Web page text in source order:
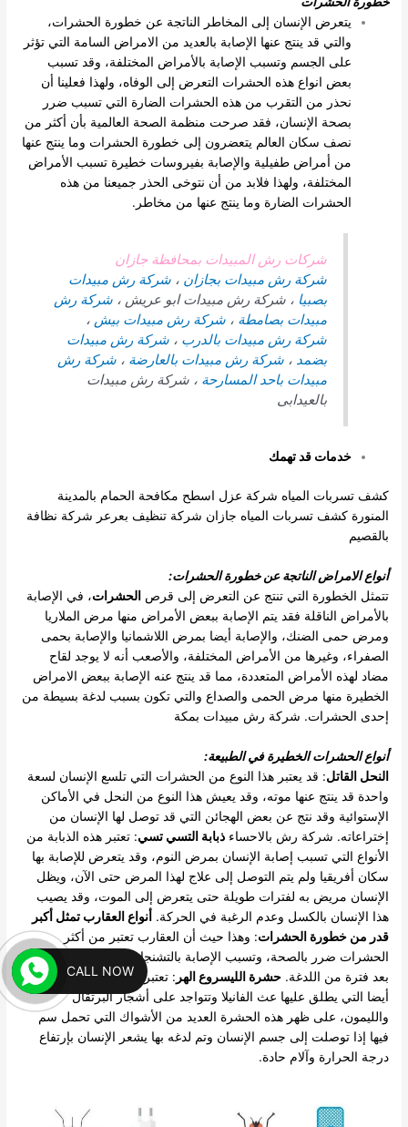
يتعرض الإنسان إلى المخاطر الناتجة عن خطورة الحشرات،
والتي قد ينتج عنها الإصابة بالعديد من الامراض السامة التي تؤثر
على الجسم وتسبب الإصابة بالأمراض المختلفة، وقد تسبب
بعض انواع هذه الحشرات التعرض إلى الوفاه، ولهذا فعلينا أن
نحذر من التقرب من هذه الحشرات الضارة التي تسبب ضرر
بصحة الإنسان، فقد صرحت منظمة الصحة العالمية بأن أكثر من
نصف سكان العالم يتعضرون إلى خطورة الحشرات وما ينتج عنها
من أمراض طفيلية والإصابة بفيروسات خطيرة تسبب الأمراض
المختلفة، ولهذا فلابد من أن نتوخى الحذر جميعنا من هذه
الحشرات الضارة وما ينتج عنها من مخاطر.
شركات رش المبيدات بمحافظة جازان
شركة رش مبيدات بجازان ،شركة رش مبيدات
بصبيا ، شركة رش مبيدات ابو عريش ،شركة رش
مبيدات بصامطة ،شركة رش مبيدات بيش ،
شركة رش مبيدات بالدرب ،شركة رش مبيدات
بضمد ،شركة رش مبيدات بالعارضة ،شركة رش
مبيدات باحد المسارحة ، شركة رش مبيدات
بالعيدابى
خدمات قد تهمك
كشف تسربات المياه شركة عزل اسطح مكافحة الحمام بالمدينة
المنورة كشف تسربات المياه جازان شركة تنظيف بعرعر شركة نظافة
بالقصيم
أنواع الامراض الناتجة عن خطورة الحشرات:
تتمثل الخطورة التي تنتج عن التعرض إلى قرص الحشرات، في الإصابة
بالأمراض الناقلة فقد يتم الإصابة ببعض الأمراض منها مرض الملاريا
ومرض حمى الضنك، والإصابة أيضا بمرض اللاشمانيا والإصابة بحمى
الصفراء، وغيرها من الأمراض المختلفة، والأصعب أنه لا يوجد لقاح
مضاد لهذه الأمراض المتعددة، مما قد ينتج عنه الإصابة ببعض الامراض
الخطيرة منها مرض الحمى والصداع والتي تكون بسبب لدغة بسيطة من
إحدى الحشرات. شركة رش مبيدات بمكة
أنواع الحشرات الخطيرة في الطبيعة:
النحل القاتل: قد يعتبر هذا النوع من الحشرات التي تلسع الإنسان لسعة
واحدة قد ينتج عنها موته، وقد يعيش هذا النوع من النحل في الأماكن
الإستوائية وقد نتج عن بعض الهجائن التي قد توصل لها الإنسان من
إختراعاته. شركة رش بالاحساءذبابة التسي تسي: تعتبر هذه الذبابة من
الأنواع التي تسبب إصابة الإنسان بمرض النوم، وقد يتعرض للإصابة بها
سكان أفريقيا ولم يتم التوصل إلى علاج لهذا المرض حتى الآن، ويظل
الإنسان مريض به لفترات طويلة حتى يتعرض إلى الموت، وقد يصيب
هذا الإنسان بالكسل وعدم الرغبة في الحركة. أنواع العقارب تمثل أكبر
قدر من خطورة الحشرات: وهذا حيث أن العقارب تعتبر من أكثر
الحشرات ضرر بالصحة، وتسبب الإصابة بالتشنجات وقد ينتج عنها الوفاه
بعد فترة من اللدغة.حشرة الليسروع الهر : تعتبر من الحشرات الضارة
أيضا التي يطلق عليها عث الفانيلا وتتواجد على أشجار البرتقال
والليمون، على ظهر هذه الحشرة العديد من الأشواك التي تحمل سم
فيها إذا توصلت إلى جسم الإنسان وتم لدغه بها يشعر الإنسان بإرتفاع
درجة الحرارة وآلام حادة.
CALL NOW